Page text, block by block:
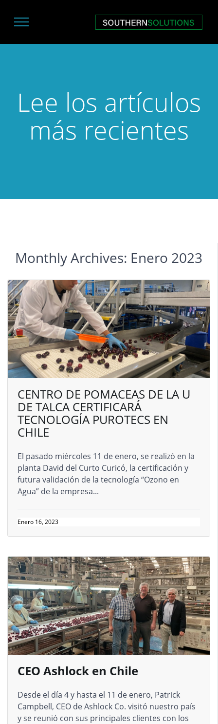
Lee los artículos
más recientes
Monthly Archives: Enero 2023
CENTRO DE POMACEAS DE LA U
DE TALCA CERTIFICARÁ
TECNOLOGÍA PUROTECS EN
CHILE
El pasado miércoles 11 de enero, se realizó en la
planta David del Curto Curicó, la certificación y
futura validación de la tecnología “Ozono en
Agua” de la empresa...
Enero 16, 2023
CEO Ashlock en Chile
Desde el día 4 y hasta el 11 de enero, Patrick
Campbell, CEO de Ashlock Co. visitó nuestro país
y se reunió con sus principales clientes con los